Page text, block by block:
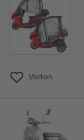
Merken